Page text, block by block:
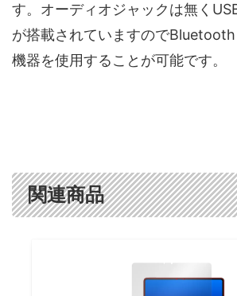
す。オーディオジャックは無く
が搭載されていますので
機器を使用することが可能です。
関連商品